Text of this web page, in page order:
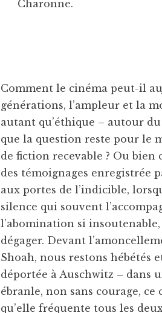
Charonne.
Comment le cinéma peut-il
générations, l’ampleur et la
autant qu’éthique – autour
que la question reste pour le
de fiction recevable ? Ou
des témoignages enregistrée
aux portes de l’indicible,
silence qui souvent
l’abomination si
dégager. Devant
Shoah, nous restons hébétés
déportée à Auschwitz – dans
ébranle, non sans courage,
qu’elle fréquente tous les